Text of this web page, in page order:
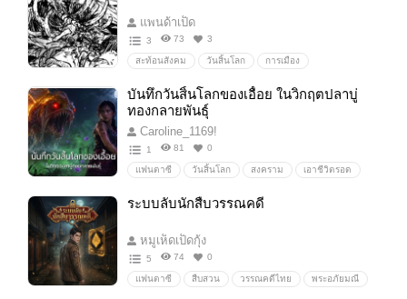
แพนด้าเป็ด
3 73 3
สะท้อนสังคม วันสิ้นโลก การเมือง
แพนด้าเป็ดxแป้นพิมพ์หัวถ้วยxอาดาจิอ่อย
บันทึกวันสิ้นโลกของเอื้อย ในวิกฤตปลาบู่
ทองกลายพันธุ์
Caroline_1169!
1 81 0
แฟนตาซี วันสิ้นโลก สงคราม เอาชีวิตรอด
เชื้อไวรัส โรคระบาด SPUCAwrite
ระบบลับนักสืบวรรณคดี
หมูเห็ดเป็ดกุ้ง
5 74 0
แฟนตาซี สืบสวน วรรณคดีไทย พระอภัยมณี